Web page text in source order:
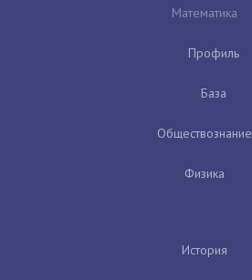
Математика
Профиль
База
Обществознание
Физика
История